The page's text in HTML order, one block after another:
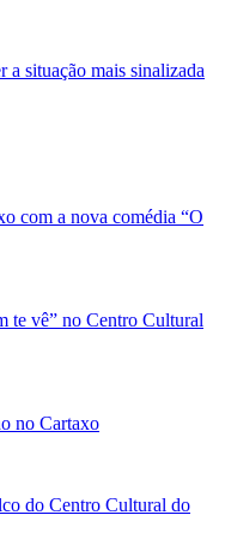
a situação mais sinalizada
com a nova comédia “O
te vê” no Centro Cultural
no Cartaxo
do Centro Cultural do